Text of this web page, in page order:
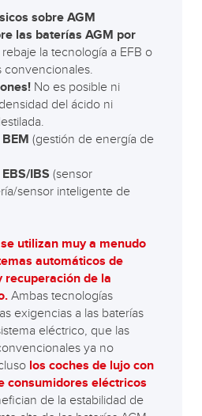
sobre AGM
las baterías AGM por
la tecnología a EFB o
convencionales.
No es posible ni
del ácido ni
(gestión de energía de
IBS (sensor
sensor inteligente de
utilizan muy a menudo
automáticos de
recuperación de la
Ambas tecnologías
exigencias a las baterías
eléctrico, que las
ya no
los coches de lujo con
consumidores eléctricos
de la estabilidad de